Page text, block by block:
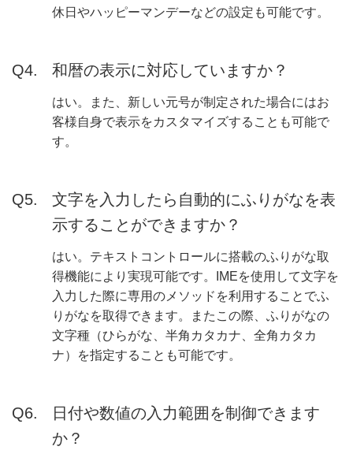
休日やハッピーマンデーなどの設定も可能です。
和暦の表示に対応していますか？
はい。また、新しい元号が制定された場合にはお
客様自身で表示をカスタマイズすることも可能で
す。
文字を入力したら自動的にふりがなを表
示することができますか？
はい。テキストコントロールに搭載のふりがな取
得機能により実現可能です。IMEを使用して文字を
入力した際に専用のメソッドを利用することでふ
りがなを取得できます。またこの際、ふりがなの
文字種（ひらがな、半角カタカナ、全角カタカ
ナ）を指定することも可能です。
日付や数値の入力範囲を制御できます
か？